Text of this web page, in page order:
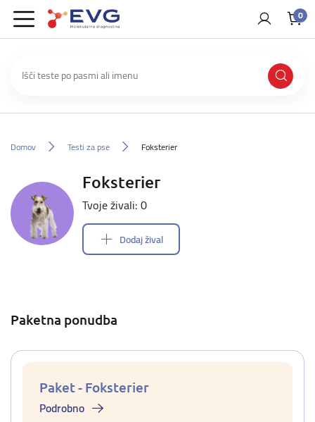
0
Domov Testi za pse Foksterier
Foksterier
Tvoje živali: 0
Dodaj žival
Paketna ponudba
Paket - Foksterier
Podrobno